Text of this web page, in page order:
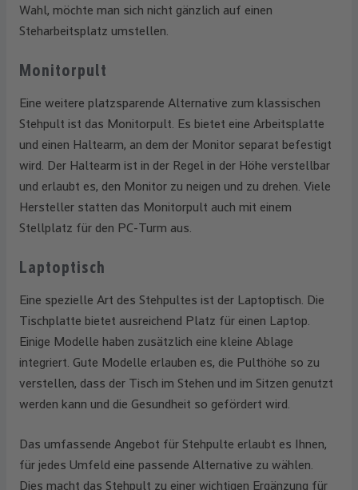
Wahl, möchte man sich nicht gänzlich auf einen
Steharbeitsplatz umstellen.
Monitorpult
Eine weitere platzsparende Alternative zum klassischen
Stehpult ist das Monitorpult. Es bietet eine Arbeitsplatte
und einen Haltearm, an dem der Monitor separat befestigt
wird. Der Haltearm ist in der Regel in der Höhe verstellbar
und erlaubt es, den Monitor zu neigen und zu drehen. Viele
Hersteller statten das Monitorpult auch mit einem
Stellplatz für den PC-Turm aus.
Laptoptisch
Eine spezielle Art des Stehpultes ist der Laptoptisch. Die
Tischplatte bietet ausreichend Platz für einen Laptop.
Einige Modelle haben zusätzlich eine kleine Ablage
integriert. Gute Modelle erlauben es, die Pulthöhe so zu
verstellen, dass der Tisch im Stehen und im Sitzen genutzt
werden kann und die Gesundheit so gefördert wird.
Das umfassende Angebot für Stehpulte erlaubt es Ihnen,
für jedes Umfeld eine passende Alternative zu wählen.
Dies macht das Stehpult zu einer wichtigen Ergänzung für